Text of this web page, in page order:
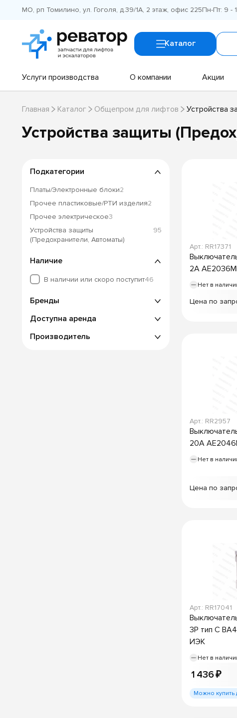
МО, рп Томилино, ул. Гоголя, д.39/1А, 2 этаж, офис 225Пн-Пт: 9 -
Каталог
Услуги производства О компании Акции
Главная Каталог Общепром для лифтов Устройства
Устройства защиты
Подкатегории
Платы/Электронные блоки2
Прочее пластиковые/РТИ изделия2
Прочее электрическое3
Устройства защиты
(Предохранители, Автоматы)
95
Наличие
В наличии или скоро поступит46
Бренды
Доступна аренда
Производитель
Арт.: RR17371
2А
Нет в
Цена по
Арт.: RR2957
20А
Нет в
Цена по
Арт.: RR17041
3P тип C
ИЭК
Нет в
1 436 ₽
Можно купить